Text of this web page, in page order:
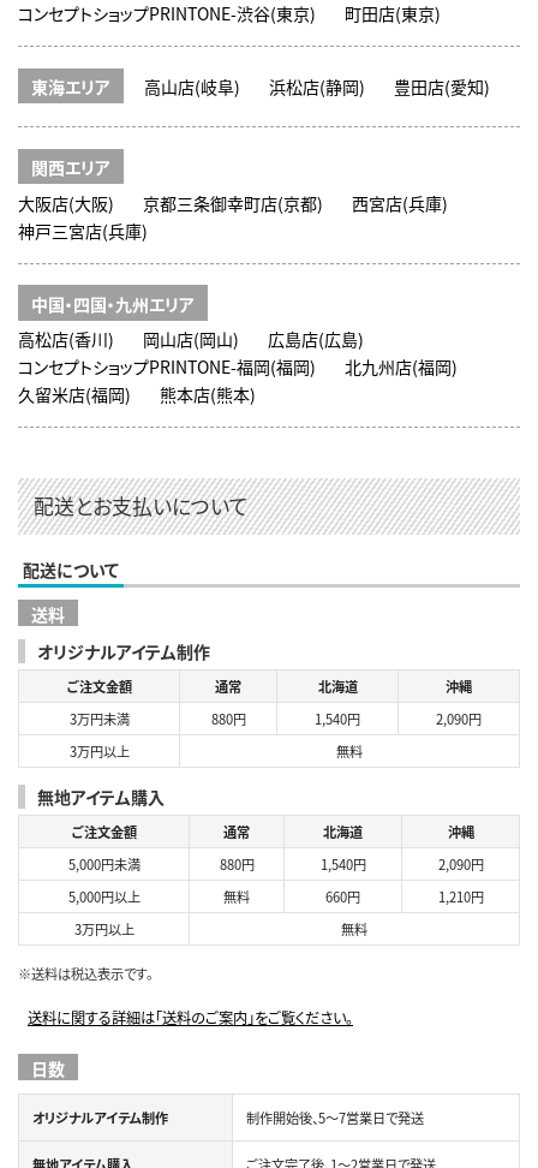
コンセプトショップPRINTONE-渋谷(東京)
町田店(東京)
東海エリア 高山店(岐阜) 浜松店(静岡) 豊田店(愛知)
関西エリア
大阪店(大阪)
京都三条御幸町店(京都)
西宮店(兵庫)
神戸三宮店(兵庫)
中国・四国・九州エリア
高松店(香川)
岡山店(岡山)
広島店(広島)
コンセプトショップPRINTONE-福岡(福岡)
北九州店(福岡)
久留米店(福岡)
熊本店(熊本)
配送とお支払いについて
配送について
送料
オリジナルアイテム制作
ご注文金額 通常 北海道
沖縄
3万円未満
880円 1,540円
2,090円
3万円以上
無料
無地アイテム購入
ご注文金額 通常 北海道
沖縄
5,000円未満
880円 1,540円
2,090円
5,000円以上
無料 660円
1,210円
3万円以上
無料
※送料は税込表示です。
送料に関する詳細は「送料のご案内」をご覧ください。
日数
オリジナルアイテム制作 制作開始後、5～7営業日で発送